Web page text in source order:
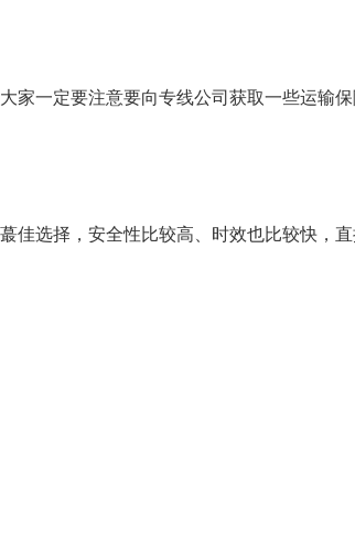
家一定要注意要向专线公司获取一些运输
佳选择，安全性比较高、时效也比较快，